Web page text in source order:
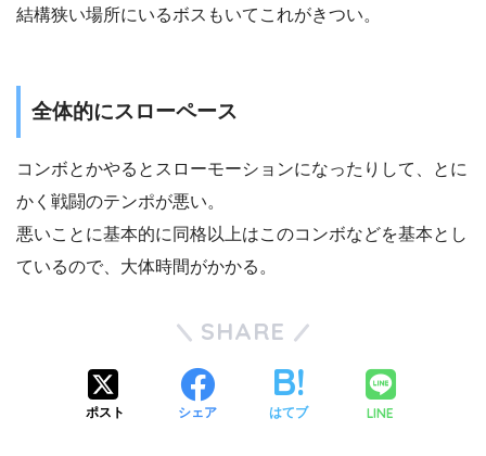
結構狭い場所にいるボスもいてこれがきつい。
全体的にスローペース
コンボとかやるとスローモーションになったりして、とに
かく戦闘のテンポが悪い。
悪いことに基本的に同格以上はこのコンボなどを基本とし
ているので、大体時間がかかる。
SHARE
ポスト シェア はてブ LINE